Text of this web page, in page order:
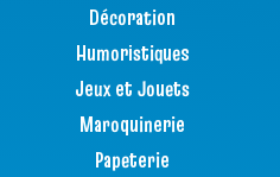
Décoration
Humoristiques
Jeux et Jouets
Maroquinerie
Papeterie